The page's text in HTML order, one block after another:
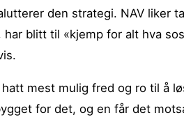
den strategi. NAV liker
har blitt til «kjemp for alt hva
mest mulig fred og ro til å
for det, og en får det